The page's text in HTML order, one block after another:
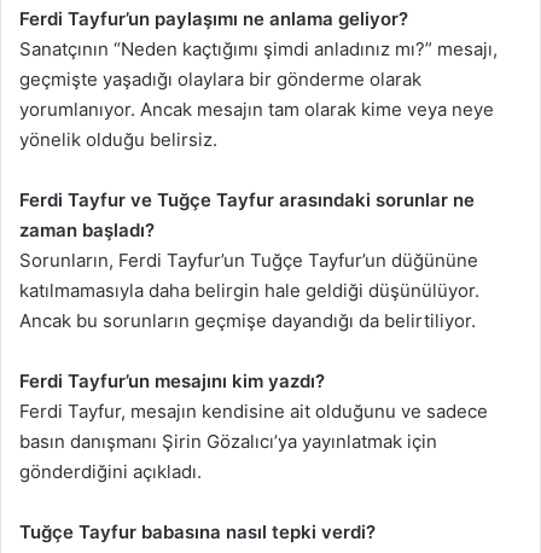
Ferdi Tayfur’un paylaşımı ne anlama geliyor?
Sanatçının “Neden kaçtığımı şimdi anladınız mı?” mesajı,
geçmişte yaşadığı olaylara bir gönderme olarak
yorumlanıyor. Ancak mesajın tam olarak kime veya neye
yönelik olduğu belirsiz.
Ferdi Tayfur ve Tuğçe Tayfur arasındaki sorunlar ne
zaman başladı?
Sorunların, Ferdi Tayfur’un Tuğçe Tayfur’un düğününe
katılmamasıyla daha belirgin hale geldiği düşünülüyor.
Ancak bu sorunların geçmişe dayandığı da belirtiliyor.
Ferdi Tayfur’un mesajını kim yazdı?
Ferdi Tayfur, mesajın kendisine ait olduğunu ve sadece
basın danışmanı Şirin Gözalıcı’ya yayınlatmak için
gönderdiğini açıkladı.
Tuğçe Tayfur babasına nasıl tepki verdi?